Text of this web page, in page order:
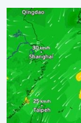
Le Japon